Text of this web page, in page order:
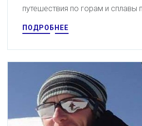
путешествия по горам и сплавы
ПОДРОБНЕЕ